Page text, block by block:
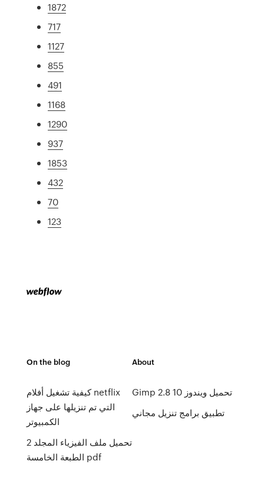
1872
717
1127
855
491
1168
1290
937
1853
432
70
123
On the blog
كيفية تشغيل أفلام netflix
التي تم تنزيلها على جهاز
الكمبيوتر
تحميل ملف الفيزياء المجلد 2
الطبعة الخامسة pdf
About
Gimp 2.8 تحميل ويندوز 10
تطبيق برامج تنزيل مجاني